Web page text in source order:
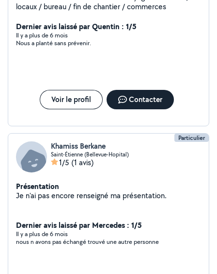
locaux / bureau / fin de chantier / commerces
Dernier avis laissé par Quentin : 1/5
Il y a plus de 6 mois
Nous a planté sans prévenir.
Voir le profil Contacter
Particulier
Khamiss Berkane
Saint-Étienne (Bellevue-Hopital)
1/5 (1 avis)
Présentation
Je n'ai pas encore renseigné ma présentation.
Dernier avis laissé par Mercedes : 1/5
Il y a plus de 6 mois
nous n avons pas échangé trouvé une autre personne